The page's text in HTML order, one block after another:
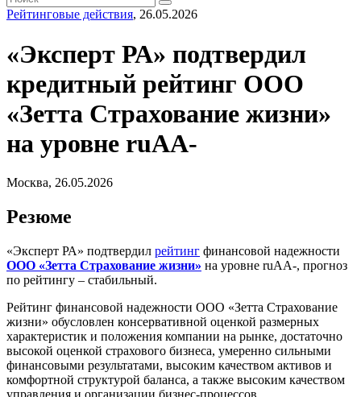
Рейтинговые действия, 26.05.2026
«Эксперт РА» подтвердил
кредитный рейтинг ООО
«Зетта Страхование жизни»
на уровне ruAA-
Москва, 26.05.2026
Резюме
«Эксперт РА» подтвердил рейтинг финансовой надежности
ООО «Зетта Страхование жизни» на уровне ruAA-, прогноз
по рейтингу – стабильный.
Рейтинг финансовой надежности ООО «Зетта Страхование
жизни» обусловлен консервативной оценкой размерных
характеристик и положения компании на рынке, достаточно
высокой оценкой страхового бизнеса, умеренно сильными
финансовыми результатами, высоким качеством активов и
комфортной структурой баланса, а также высоким качеством
управления и организации бизнес-процессов.